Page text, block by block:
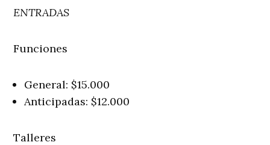
ENTRADAS
Funciones
General: $15.000
Anticipadas: $12.000
Talleres